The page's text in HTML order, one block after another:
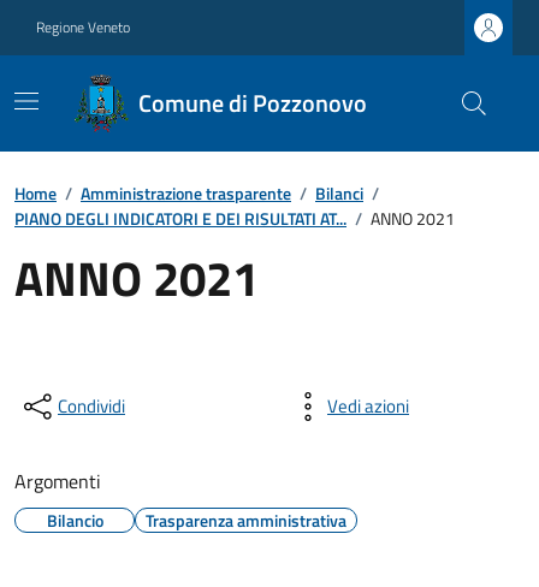
Regione Veneto
Comune di Pozzonovo
Home / Amministrazione trasparente / Bilanci /
PIANO DEGLI INDICATORI E DEI RISULTATI AT... / ANNO 2021
ANNO 2021
Condividi Vedi azioni
Argomenti
Bilancio Trasparenza amministrativa